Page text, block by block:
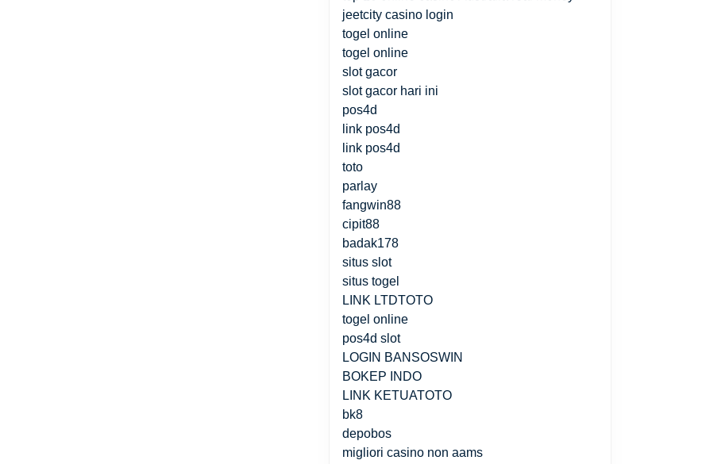
jeetcity casino login
togel online
togel online
slot gacor
slot gacor hari ini
pos4d
link pos4d
link pos4d
toto
parlay
fangwin88
cipit88
badak178
situs slot
situs togel
LINK LTDTOTO
togel online
pos4d slot
LOGIN BANSOSWIN
BOKEP INDO
LINK KETUATOTO
bk8
depobos
migliori casino non aams